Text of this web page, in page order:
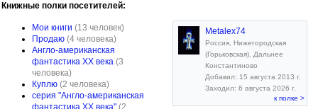
Книжные полки посетителей:
Мои книги (13 человек)
Продаю (4 человека)
Англо-американская
фантастика XX века (3
человека)
Куплю (2 человека)
серия "Англо-американская
фантастика XX века" (2
Metalex74
Россия, Нижегородская
(Горьковская), Дальнее
Константиново
Добавил: 15 августа 2013 г.
Заходил: 6 августа 2026 г.
к полке >